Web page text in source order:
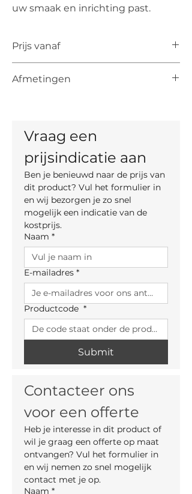
uw smaak en inrichting past.
Prijs vanaf
het artikel. De uiteindelijke prijs is
Afmetingen
Zithoogte: 65 cm
Vraag een
prijsindicatie aan
Ben je benieuwd naar de prijs van
dit product? Vul het formulier in
en wij bezorgen je zo snel
mogelijk een indicatie van de
kostprijs.
Naam *
E-mailadres *
Productcode *
Submit
Contacteer ons
voor een offerte
Heb je interesse in dit product of
wil je graag een offerte op maat
ontvangen? Vul het formulier in
en wij nemen zo snel mogelijk
contact met je op.
Naam *